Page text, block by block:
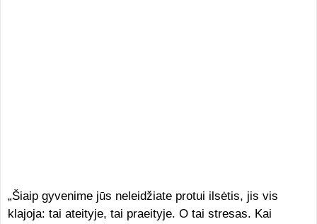
„Šiaip gyvenime jūs neleidžiate protui ilsėtis, jis vis
klajoja: tai ateityje, tai praeityje. O tai stresas. Kai